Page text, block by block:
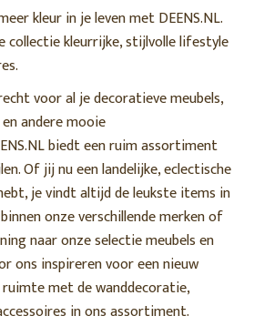
kleur in je leven met DEENS.NL.
collectie kleurrijke, stijlvolle lifestyle
voor al je decoratieve meubels,
andere mooie
biedt een ruim assortiment
Of jij nu een landelijke, eclectische
je vindt altijd de leukste items in
onze verschillende merken of
naar onze selectie meubels en
ons inspireren voor een nieuw
met de wanddecoratie,
in ons assortiment.